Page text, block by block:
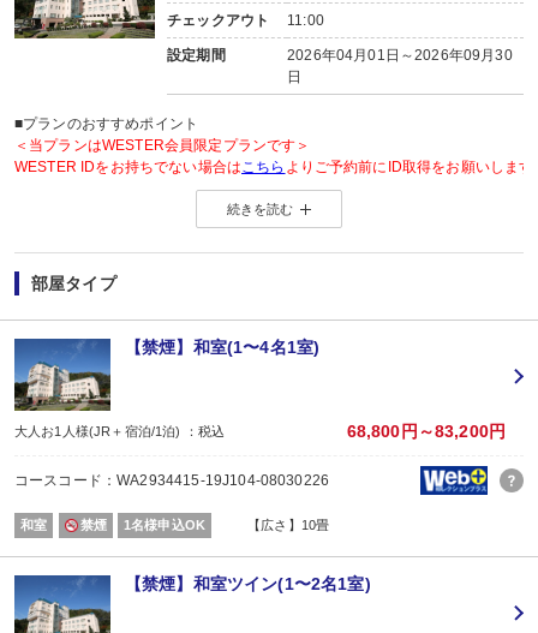
チェックアウト 11:00
設定期間
2026年04月01日～2026年09月30
日
■プランのおすすめポイント
＜当プランはWESTER会員限定プランです＞
WESTER IDをお持ちでない場合はこちら よりご予約前にID取得をお願いします
◆WESTER会員様に「もらってうれしい」WESTERポイント2倍◆
＜WESTERポイントについて＞
旅行プラン利用分のWESTERポイント(通常)と同数分のWESTERポイント(期
WESTERポイント(期間・用途限定)は、ご旅行出発月の翌々月初旬の付与(予
WESTERポイントの後付けはできません。
旅行プランをお申し込み後、予約内容変更・人数変更・キャンセルされた場合
おとな・こども共、有料人員の方がポイント対象です。（添寝幼児は対象外）
【2名1室でご利用の場合】 おとな1名＋こども1名OK♪
2名1室でご利用の場合、
おとな1名＋こども1名ご利用でも、お子様はこども代金でOK♪
■夕食
場所:
レストラン
内容:
季節の会席「雅」コース
【時間】17：30～20：30（17：30～／18：00～／18：30～） ※当日受付
■朝食
続きを読む
部屋タイプ
【禁煙】和室(1〜4名1室)
大人お1人様(JR＋宿泊/1泊) ：税込 68,800円～83,200円
コースコード：WA2934415-19J104-08030226
和室 禁煙 1名様申込OK 【広さ】10畳
【禁煙】和室ツイン(1〜2名1室)